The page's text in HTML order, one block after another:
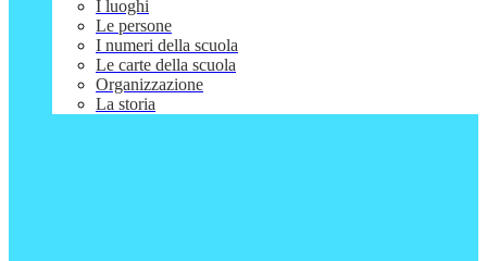
I luoghi
Le persone
I numeri della scuola
Le carte della scuola
Organizzazione
La storia